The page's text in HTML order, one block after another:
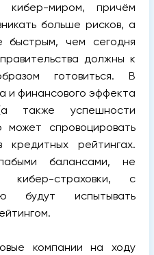
кибер-миром, причём
больше рисков, а
быстрым, чем сегодня
должны к
готовиться. В
и финансового эффекта
также успешности
может спровоцировать
кредитных рейтингах.
балансами, не
кибер-страховки, с
будут испытывать
компании на ходу